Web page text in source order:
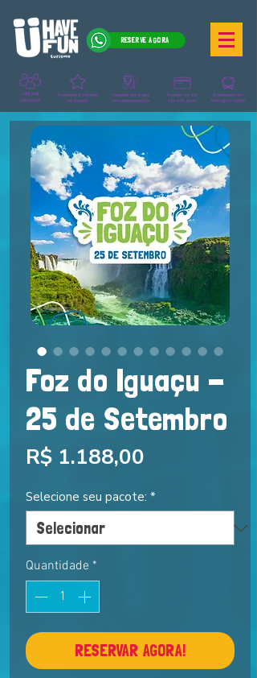
RESERVE AGORA
Foz do Iguaçu -
25 de Setembro
R$ 1.188,00
Selecione seu pacote: *
Quantidade *
RESERVAR AGORA!